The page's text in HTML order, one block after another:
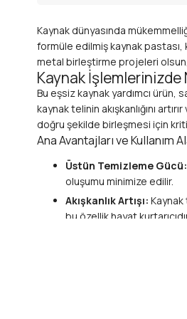
Kaynak dünyasında
formüle edilmiş kaynak
metal birleştirme projeleri
Kaynak İşlemlerinizde
Bu eşsiz kaynak yardımcı ürün,
kaynak telinin akışkanlığını
doğru şekilde birleşmesi için
Ana Avantajları ve Kullanım
Üstün Temizleme Gücü:
oluşumu minimize edilir.
Akışkanlık Artışı:
bu özellik hayat